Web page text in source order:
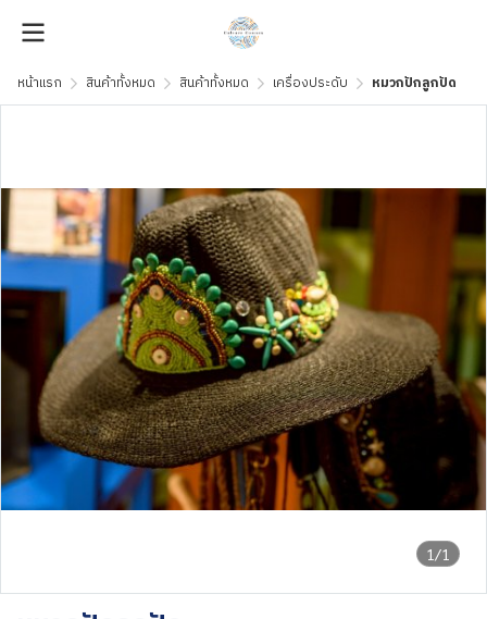
หน้าแรก สินค้าทั้งหมด สินค้าทั้งหมด เครื่องประดับ หมวกปักลูกปัด
1/1